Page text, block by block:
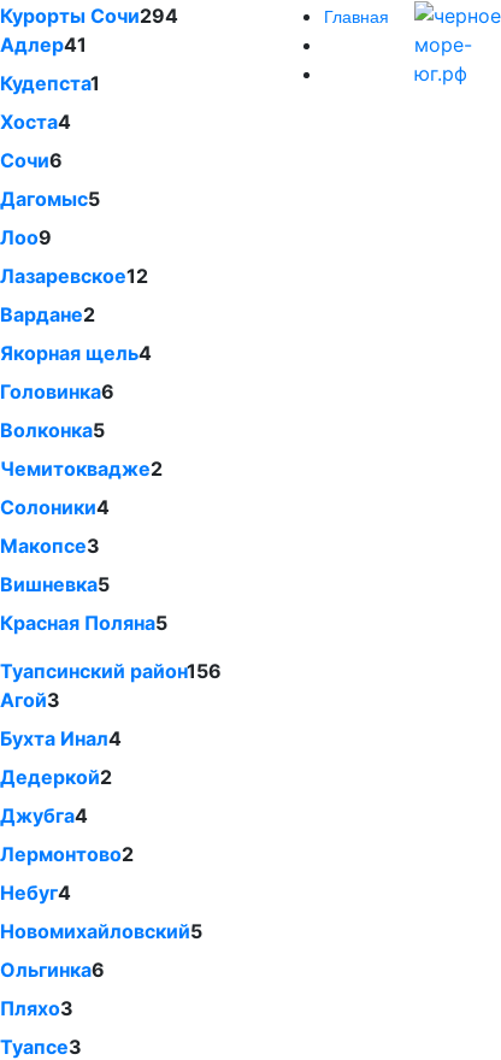
Курорты Сочи294
Адлер41
Кудепста1
Хоста4
Сочи6
Дагомыс5
Лоо9
Лазаревское12
Вардане2
Якорная щель4
Головинка6
Волконка5
Чемитоквадже2
Солоники4
Макопсе3
Вишневка5
Красная Поляна5
Туапсинский район156
Агой3
Бухта Инал4
Дедеркой2
Джубга4
Лермонтово2
Небуг4
Новомихайловский5
Ольгинка6
Пляхо3
Туапсе3
Главная